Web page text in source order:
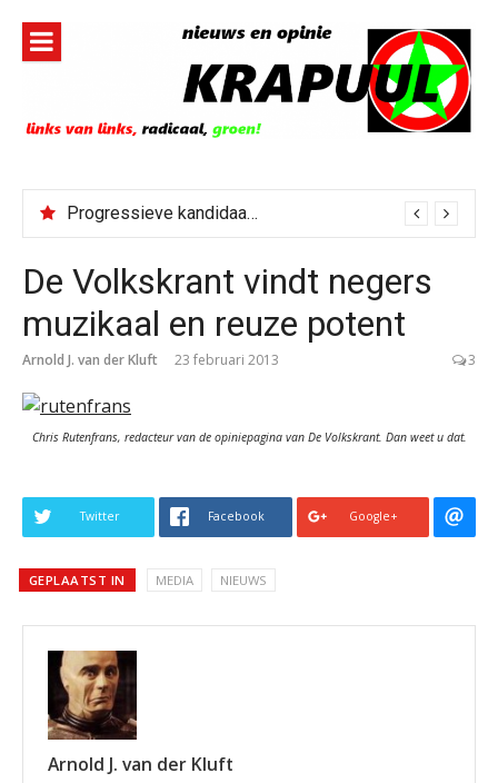
inhoud
Progressieve kandidaat El-Sayed senaatskandidaat Michigan
De Volkskrant vindt negers
muzikaal en reuze potent
Arnold J. van der Kluft 23 februari 2013 3
Chris Rutenfrans, redacteur van de opiniepagina van De Volkskrant. Dan weet u dat.
Twitter Facebook Google+
GEPLAATST IN MEDIA NIEUWS
Arnold J. van der Kluft